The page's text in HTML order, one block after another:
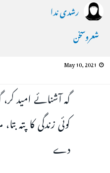
رشدی ندا
شعروسخن
May 10, 2021
گہ آشنائے امید
کوئی زندگی کا پتہ
دے